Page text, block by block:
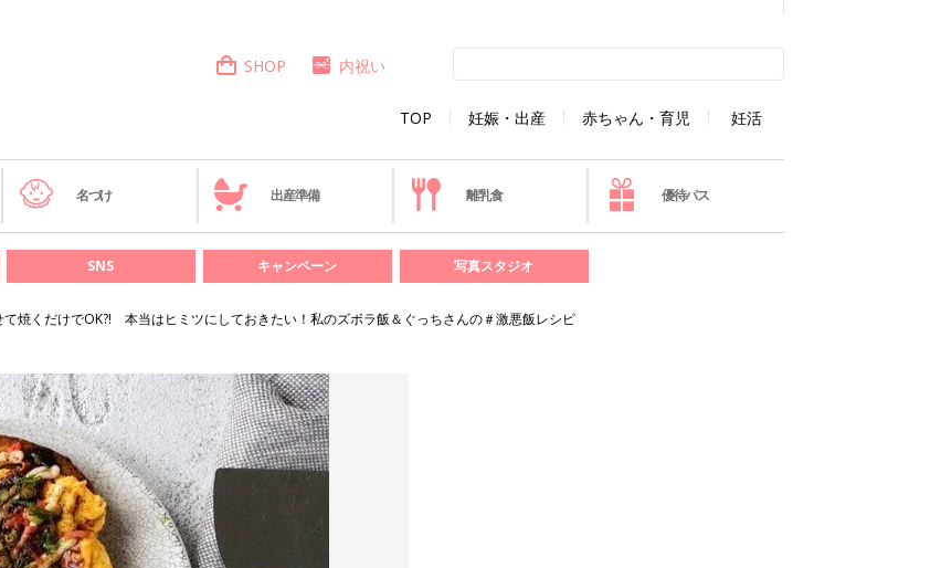
TOP 妊娠・出産 赤ちゃん・育児 妊活
SHOP 内祝い
名づけ 出産準備 離乳食 優待パス
SNS キャンペーン 写真スタジオ
焼くだけでOK?! 本当はヒミツにしておきたい！私のズボラ飯＆ぐっちさんの＃激悪飯レシピ